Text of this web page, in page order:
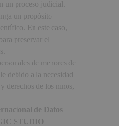
un proceso judicial.
un propósito
En este caso,
preservar el
de menores de
debido a la necesidad
derechos de los niños,
de Datos
STUDIO